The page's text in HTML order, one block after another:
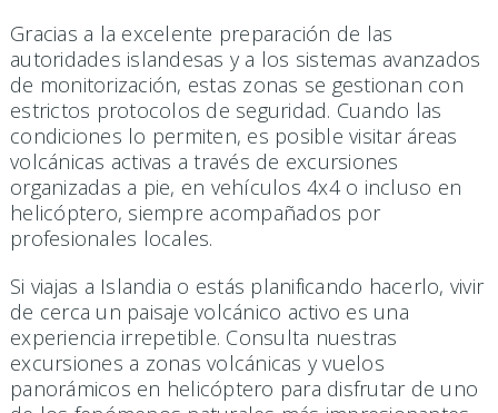
Gracias a la excelente preparación de las
autoridades islandesas y a los sistemas avanzados
de monitorización, estas zonas se gestionan con
estrictos protocolos de seguridad. Cuando las
condiciones lo permiten, es posible visitar áreas
volcánicas activas a través de excursiones
organizadas a pie, en vehículos 4x4 o incluso en
helicóptero, siempre acompañados por
profesionales locales.
Si viajas a Islandia o estás planificando hacerlo, vivir
de cerca un paisaje volcánico activo es una
experiencia irrepetible. Consulta nuestras
excursiones a zonas volcánicas y vuelos
panorámicos en helicóptero para disfrutar de uno